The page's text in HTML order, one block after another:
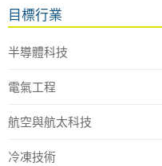
目標行業
半導體科技
電氣工程
航空與航太科技
冷凍技術